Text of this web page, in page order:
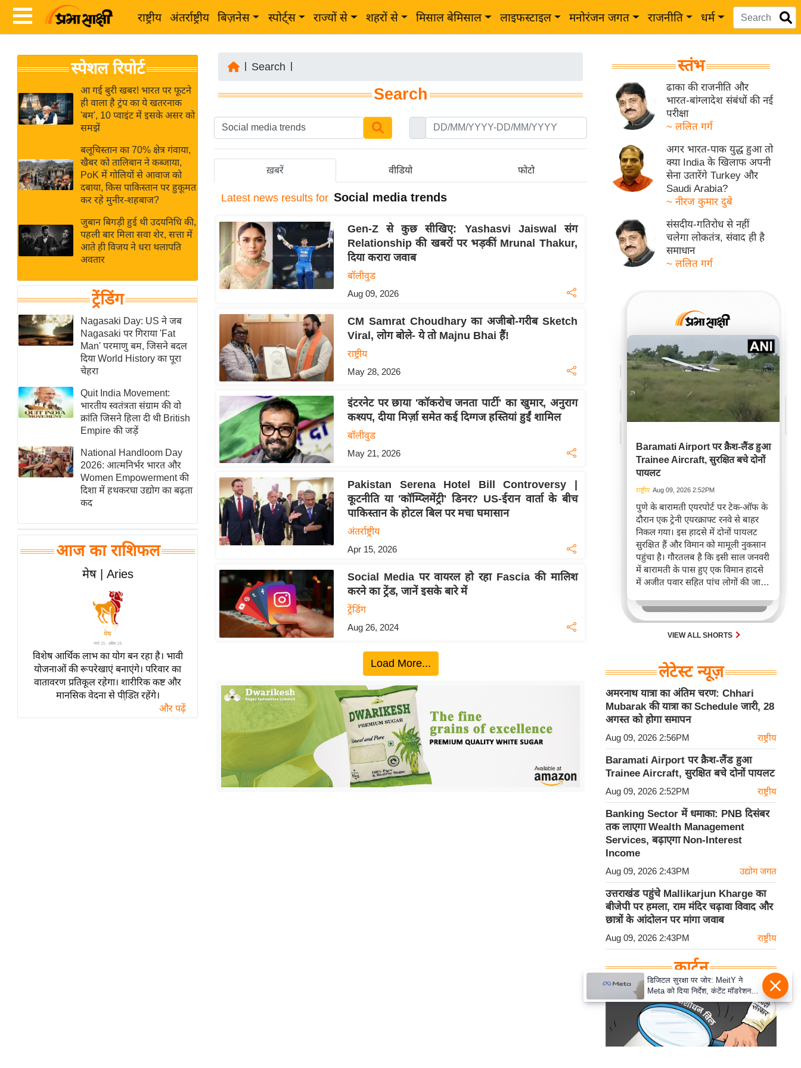
राष्ट्रीय अंतर्राष्ट्रीय बिज़नेस स्पोर्ट्स राज्यों से शहरों से मिसाल बेमिसाल लाइफस्टाइल मनोरंजन जगत राजनीति धर्म
News
Hindi
Live
News in
Hindi
News
Hindi
Videos
ख
ब
र
अंतर्राष्ट्रीय
बिज़नेस
विशेषज्ञ
राय
खेल
क्रिकेट
IPL
2026
मिसाल बेमिसाल
शख्सियत
यंग इंडिया
साहित्य जगत
ऑटो वर्ल्ड
न्यूज ब्रीफ
मनोरंजन जगत
बॉलीवुड
हॉलीवुड
Breaking
लाइफस्टाइल
ब्यूटी/फैशन
घरेलू नुस्खे
पर्यटन स्थल
स्पेशल रिपोर्ट
आ गई बुरी खबर! भारत पर फूटने
ही वाला है ट्रंप का ये खतरनाक
'बम', 10 प्वाइंट में इसके असर को
समझें
बलूचिस्तान का 70% क्षेत्र गंवाया,
खैबर को तालिबान ने कब्जाया,
PoK में गोलियों से आवाज को
दबाया, किस पाकिस्तान पर हुकूमत
कर रहे मुनीर-शहबाज?
जुबान बिगड़ी हुई थी उदयनिधि की,
पहली बार मिला सवा शेर, सत्ता में
आते ही विजय ने धरा थलापति
अवतार
ट्रेंडिंग
Nagasaki Day: US ने जब
Nagasaki पर गिराया 'Fat
Man' परमाणु बम, जिसने बदल
दिया World History का पूरा
चेहरा
Quit India Movement:
भारतीय स्वतंत्रता संग्राम की वो
क्रांति जिसने हिला दी थी British
Empire की जड़ें
National Handloom Day
2026: आत्मनिर्भर भारत और
Women Empowerment की
दिशा में हथकरघा उद्योग का बढ़ता
कद
आज का राशिफल
मेष | Aries
विशेष आर्थिक लाभ का योग बन रहा है। भावी
योजनाओं की रूपरेखाएं बनाएंगे। परिवार का
वातावरण प्रतिकूल रहेगा। शारीरिक कष्ट और
मानसिक वेदना से पीडि़त रहेंगे।
और पढ़ें
Search
Search
ख़बरें वीडियो फोटो
Latest news results for Social media trends
Gen-Z से कुछ सीखिए: Yashasvi Jaiswal संग
Relationship की खबरों पर भड़कीं Mrunal Thakur,
दिया करारा जवाब
बॉलीवुड
Aug 09, 2026
CM Samrat Choudhary का अजीबो-गरीब Sketch
Viral, लोग बोले- ये तो Majnu Bhai हैं!
राष्ट्रीय
May 28, 2026
इंटरनेट पर छाया 'कॉकरोच जनता पार्टी' का खुमार, अनुराग
कश्यप, दीया मिर्ज़ा समेत कई दिग्गज हस्तियां हुईं शामिल
बॉलीवुड
May 21, 2026
Pakistan Serena Hotel Bill Controversy |
कूटनीति या 'कॉम्प्लिमेंट्री' डिनर? US-ईरान वार्ता के बीच
पाकिस्तान के होटल बिल पर मचा घमासान
अंतर्राष्ट्रीय
Apr 15, 2026
Social Media पर वायरल हो रहा Fascia की मालिश
करने का ट्रेंड, जानें इसके बारे में
ट्रेंडिंग
Aug 26, 2024
Load More...
स्तंभ
ढाका की राजनीति और
भारत-बांग्लादेश संबंधों की नई
परीक्षा
~ ललित गर्ग
अगर भारत-पाक युद्ध हुआ तो
क्या India के खिलाफ अपनी
सेना उतारेंगे Turkey और
Saudi Arabia?
~ नीरज कुमार दुबे
संसदीय-गतिरोध से नहीं
चलेगा लोकतंत्र, संवाद ही है
समाधान
~ ललित गर्ग
Baramati Airport पर क्रैश-लैंड हुआ
Trainee Aircraft, सुरक्षित बचे दोनों
पायलट
राष्ट्रीय Aug 09, 2026 2:52PM
पुणे के बारामती एयरपोर्ट पर टेक-ऑफ के
दौरान एक ट्रेनी एयरक्राफ्ट रनवे से बाहर
निकल गया। इस हादसे में दोनों पायलट
सुरक्षित हैं और विमान को मामूली नुकसान
पहुंचा है। गौरतलब है कि इसी साल जनवरी
में बारामती के पास हुए एक विमान हादसे
में अजीत पवार सहित पांच लोगों की जान
VIEW ALL SHORTS
लेटेस्ट न्यूज़
अमरनाथ यात्रा का अंतिम चरण: Chhari
Mubarak की यात्रा का Schedule जारी, 28
अगस्त को होगा समापन
Aug 09, 2026 2:56PM राष्ट्रीय
Baramati Airport पर क्रैश-लैंड हुआ
Trainee Aircraft, सुरक्षित बचे दोनों पायलट
Aug 09, 2026 2:52PM राष्ट्रीय
Banking Sector में धमाका: PNB दिसंबर
तक लाएगा Wealth Management
Services, बढ़ाएगा Non-Interest
Income
Aug 09, 2026 2:43PM उद्योग जगत
उत्तराखंड पहुंचे Mallikarjun Kharge का
बीजेपी पर हमला, राम मंदिर चढ़ावा विवाद और
छात्रों के आंदोलन पर मांगा जवाब
Aug 09, 2026 2:43PM राष्ट्रीय
कार्टून
डिजिटल सुरक्षा पर जोर: MeitY ने
Meta को दिया निर्देश, कंटेंट मॉडरेशन
मजबूत करे